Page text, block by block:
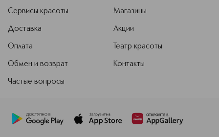
Сервисы красоты
Доставка
Оплата
Обмен и возврат
Частые вопросы
Магазины
Акции
Театр красоты
Контакты